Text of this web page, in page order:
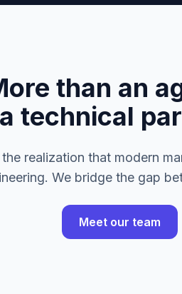
than an
a technical
realization that modern
We bridge the gap
Meet our team